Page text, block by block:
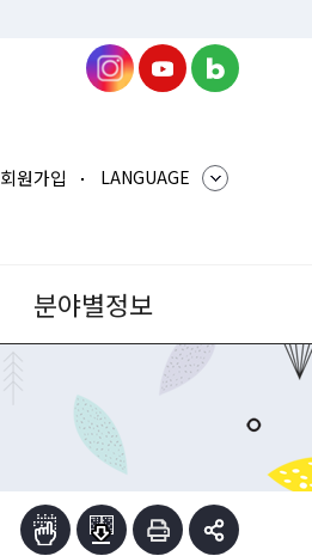
회원가입 LANGUAGE
분야별정보